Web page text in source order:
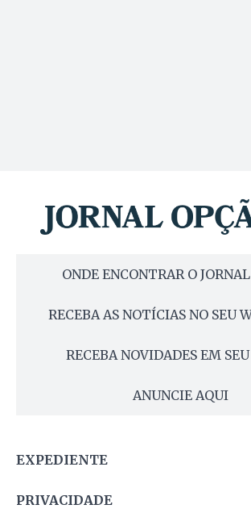
ONDE ENCONTRAR O
RECEBA AS NOTÍCIAS NO SEU
RECEBA NOVIDADES EM
ANUNCIE AQUI
EXPEDIENTE
PRIVACIDADE